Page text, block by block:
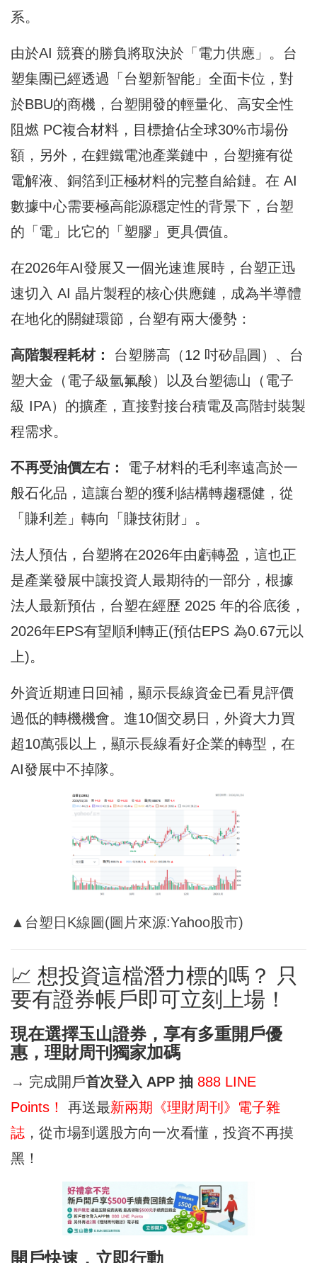
系。
由於AI 競賽的勝負將取決於「電力供應」。台
塑集團已經透過「台塑新智能」全面卡位，對
於BBU的商機，台塑開發的輕量化、高安全性
阻燃 PC複合材料，目標搶佔全球30%市場份
額，另外，在鋰鐵電池產業鏈中，台塑擁有從
電解液、銅箔到正極材料的完整自給鏈。在 AI
數據中心需要極高能源穩定性的背景下，台塑
的「電」比它的「塑膠」更具價值。
在2026年AI發展又一個光速進展時，台塑正迅
速切入 AI 晶片製程的核心供應鏈，成為半導體
在地化的關鍵環節，台塑有兩大優勢：
高階製程耗材：
台塑勝高（12 吋矽晶圓）、台
塑大金（電子級氫氟酸）以及台塑德山（電子
級 IPA）的擴產，直接對接台積電及高階封裝製
程需求。
不再受油價左右：
電子材料的毛利率遠高於一
般石化品，這讓台塑的獲利結構轉趨穩健，從
「賺利差」轉向「賺技術財」。
法人預估，台塑將在2026年由虧轉盈，這也正
是產業發展中讓投資人最期待的一部分，根據
法人最新預估，台塑在經歷 2025 年的谷底後，
2026年EPS有望順利轉正(預估EPS 為0.67元以
上)。
外資近期連日回補，顯示長線資金已看見評價
過低的轉機機會。進10個交易日，外資大力買
超10萬張以上，顯示長線看好企業的轉型，在
AI發展中不掉隊。
▲台塑日K線圖(圖片來源:Yahoo股市)
📈 想投資這檔潛力標的嗎？ 只
要有證券帳戶即可立刻上場！
現在選擇玉山證券，享有多重開戶優
惠，理財周刊獨家加碼
→ 完成開戶首次登入 APP 抽 888 LINE
Points！
再送最新兩期《理財周刊》電子雜
誌 ，從市場到選股方向一次看懂，投資不再摸
黑！
開戶快速，立即行動